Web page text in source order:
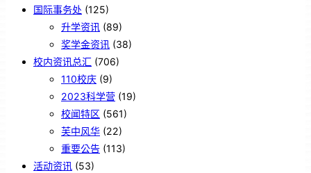
国际事务处 (125)
升学资讯 (89)
奖学金资讯 (38)
校内资讯总汇 (706)
110校庆 (9)
2023科学营 (19)
校闻特区 (561)
芙中风华 (22)
重要公告 (113)
活动资讯 (53)